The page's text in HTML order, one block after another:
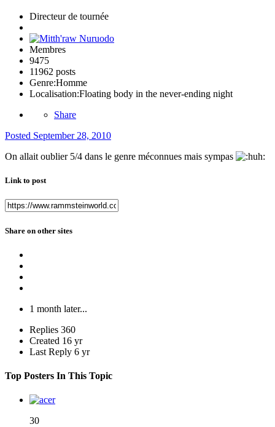
Directeur de tournée
Membres
9475
11962 posts
Genre:Homme
Localisation:Floating body in the never-ending night
Share
Posted September 28, 2010
On allait oublier 5/4 dans le genre méconnues mais sympas
Link to post
Share on other sites
1 month later...
Replies 360
Created 16 yr
Last Reply 6 yr
Top Posters In This Topic
30